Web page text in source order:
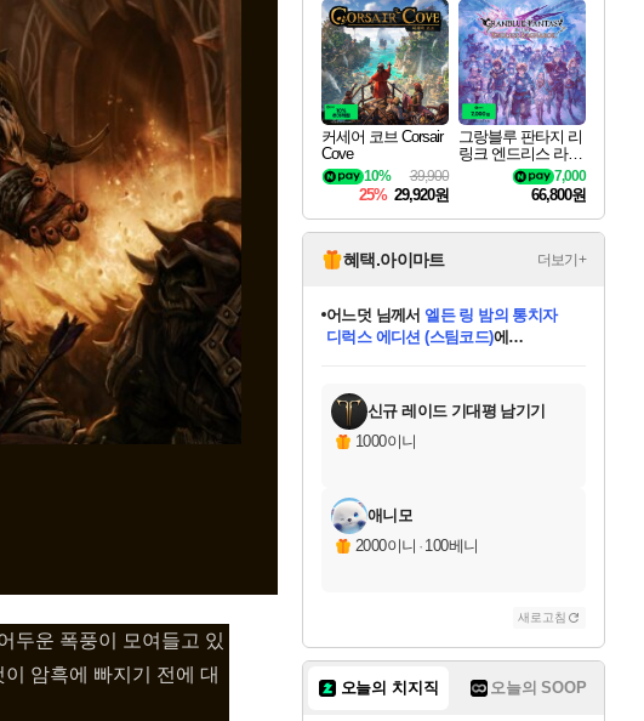
두운 폭풍이 모여들고 있
암흑에 빠지기 전에 대
커세어 코브 Corsair
Cove
39,900
10%
25% 29,920원
그랑블루 판타지 리
링크 엔드리스 라그
나로크 Granblue Fa
ntasy Relink Endless
7,000
66,800원
혜택.아이마트 더보기+
당첨되셨습니다.
당첨되셨습니다.
어느덧 님께서엘든 링 밤의 통치자
디럭스 에디션 (스팀코드)에
당첨되셨습니다.
에디션 (스팀코드)를 교환.
당첨되셨습니다.
당첨되셨습니다.
당첨되셨습니다.
당첨되셨습니다.
신규 레이드 기대평 남기기
1000이니
애니모
2000이니 · 100베니
새로고침
오늘의 치지직 오늘의 SOOP